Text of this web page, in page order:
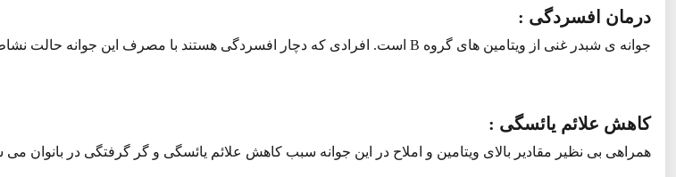
درمان افسردگی :
جوانه ی شبدر غنی از ویتامین های گروه B است. افرادی که دچار افسردگی هستند با مصرف این جوانه حالت نشاط و شادابی بیشتری خواهند داشت.
کاهش علائم یائسگی :
همراهی بی نظیر مقادیر بالای ویتامین و املاح در این جوانه سبب کاهش علائم یائسگی و گر گرفتگی در بانوان می